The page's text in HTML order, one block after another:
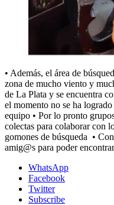
• Además, el área de
zona de mucho viento y
de La Plata y se encuentra
el momento no se ha
equipo • Por lo pronto
colectas para colaborar con
gomones de búsqueda •
amig@s para poder
WhatsApp
Facebook
Twitter
Subscribe